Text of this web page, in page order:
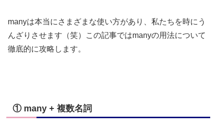
manyは本当にさまざまな使い方があり、私たちを時にう
んざりさせます（笑）この記事ではmanyの用法について
徹底的に攻略します。
① many + 複数名詞